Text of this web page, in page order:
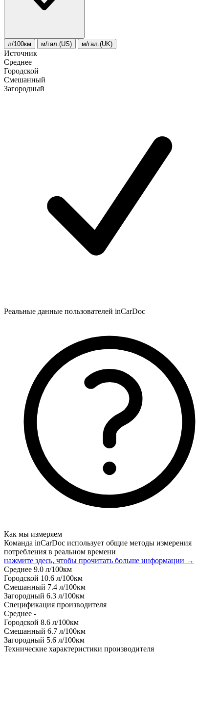
л/100км м/гал.(US) м/гал.(UK)
Источник
Среднее
Городской
Смешанный
Загородный
Реальные данные пользователей inCarDoc
Как мы измеряем
Команда inCarDoc использует общие методы измерения
потребления в реальном времени
нажмите здесь, чтобы прочитать больше информации →
Среднее 9.0 л/100км
Городской 10.6 л/100км
Смешанный 7.4 л/100км
Загородный 6.3 л/100км
Спецификация производителя
Среднее -
Городской 8.6 л/100км
Смешанный 6.7 л/100км
Загородный 5.6 л/100км
Технические характеристики производителя